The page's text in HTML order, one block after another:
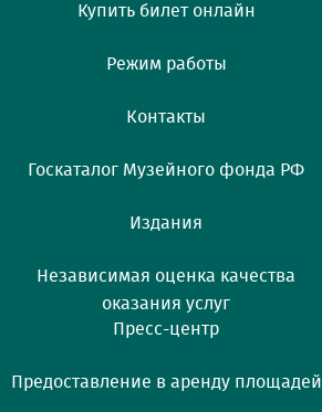
Купить билет онлайн
Режим работы
Контакты
Госкаталог Музейного фонда РФ
Издания
Независимая оценка качества
оказания услуг
Пресс-центр
Предоставление в аренду площадей